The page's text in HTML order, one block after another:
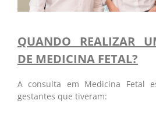
QUANDO REALIZAR
DE MEDICINA FETAL?
A consulta em Medicina Fetal
gestantes que tiveram: